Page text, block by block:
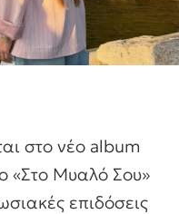
στο νέο album
«Στο Μυαλό Σου»
επιδόσεις